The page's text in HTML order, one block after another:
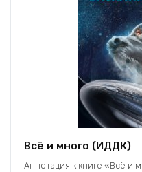
Всё и много (ИДДК)
Аннотация к книге «Всё и